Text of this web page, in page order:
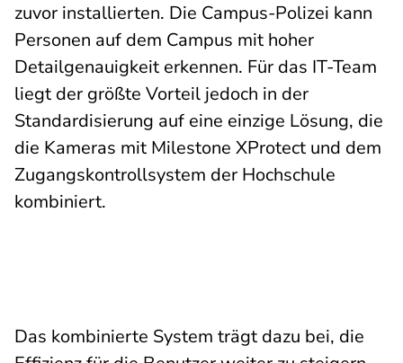
zuvor installierten. Die Campus-Polizei kann
Personen auf dem Campus mit hoher
Detailgenauigkeit erkennen. Für das IT-Team
liegt der größte Vorteil jedoch in der
Standardisierung auf eine einzige Lösung, die
die Kameras mit Milestone XProtect und dem
Zugangskontrollsystem der Hochschule
kombiniert.
Das kombinierte System trägt dazu bei, die